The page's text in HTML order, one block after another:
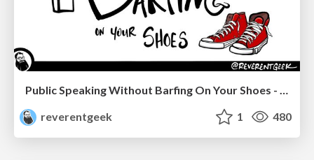
reverentgeek
1 480